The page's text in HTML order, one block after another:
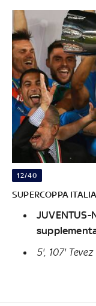
12/40
SUPERCOPPA
JUVENTUS-
5', 107'